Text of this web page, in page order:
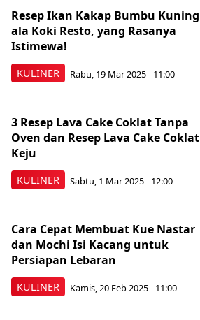
KULINER
Resep Ikan Kakap Bumbu Kuning
ala Koki Resto, yang Rasanya
Istimewa!
Rabu, 19 Mar 2025 - 11:00
KULINER
3 Resep Lava Cake Coklat Tanpa
Oven dan Resep Lava Cake Coklat
Keju
Sabtu, 1 Mar 2025 - 12:00
KULINER
Cara Cepat Membuat Kue Nastar
dan Mochi Isi Kacang untuk
Persiapan Lebaran
Kamis, 20 Feb 2025 - 11:00